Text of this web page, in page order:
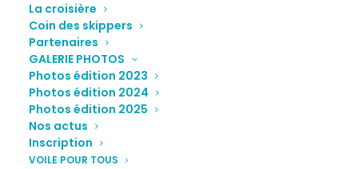
La croisière
Coin des skippers
Partenaires
GALERIE PHOTOS
Photos édition 2023
Photos édition 2024
Photos édition 2025
Nos actus
Inscription
VOILE POUR TOUS